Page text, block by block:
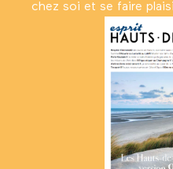
chez soi et se faire